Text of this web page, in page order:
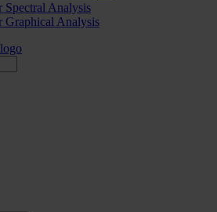
Spectral Analysis
Graphical Analysis